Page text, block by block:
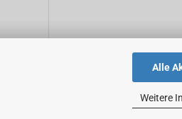
Alle
Weitere